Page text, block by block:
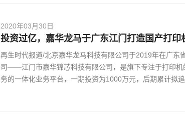
2020年03月30日
投资过亿，嘉华龙马于广东江门打造国产打印
再生时代报道/北京嘉华龙马科技有限公司于2019年在广东
司——江门市嘉华锦芯科技有限公司，是旗下专注于打印机
务的一体化业务平台，一期投资为1000万元，后期累计拟